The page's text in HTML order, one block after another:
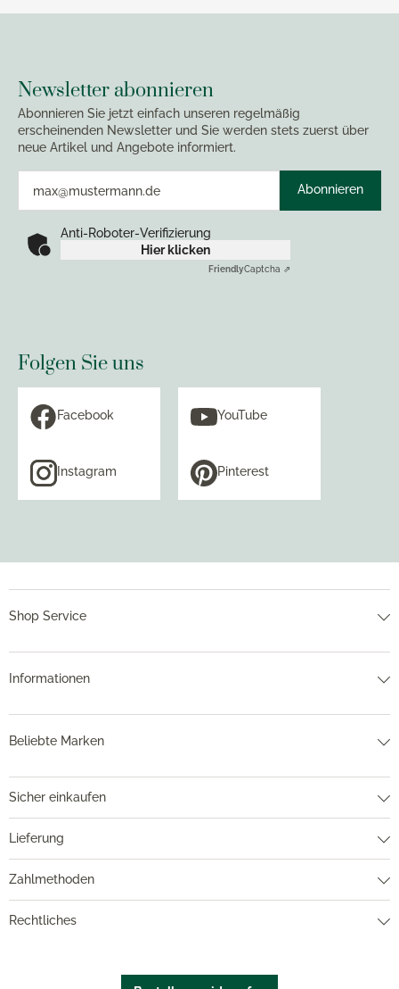
Newsletter abonnieren
Abonnieren Sie jetzt einfach unseren regelmäßig
erscheinenden Newsletter und Sie werden stets zuerst über
neue Artikel und Angebote informiert.
Abonnieren
Anti-Roboter-Verifizierung
Hier klicken
FriendlyCaptcha ⇗
Folgen Sie uns
Facebook YouTube
Instagram Pinterest
Shop Service
Informationen
Beliebte Marken
Sicher einkaufen
Lieferung
Zahlmethoden
Rechtliches